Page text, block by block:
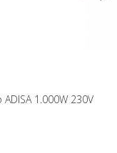
1.000W 230V